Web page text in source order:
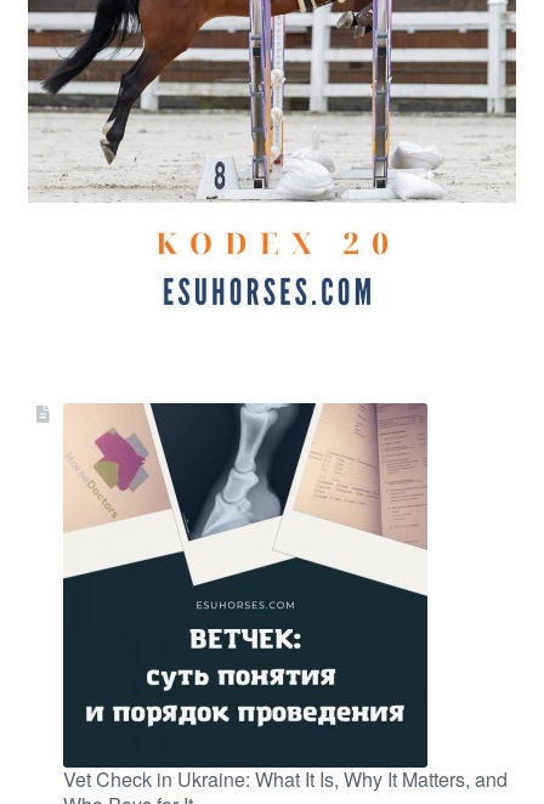
Vet Check in Ukraine: What It Is, Why It Matters, and